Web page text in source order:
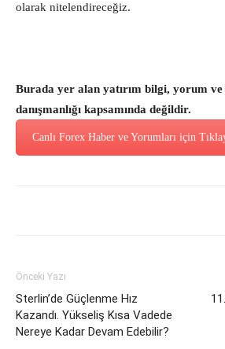
olarak nitelendireceğiz.
Burada yer alan yatırım bilgi, yorum ve
danışmanlığı kapsamında değildir.
Canlı Forex Haber ve Yorumları için
Önceki Yazı
Sterlin’de Güçlenme Hız
Kazandı. Yükseliş Kısa Vadede
Nereye Kadar Devam Edebilir?